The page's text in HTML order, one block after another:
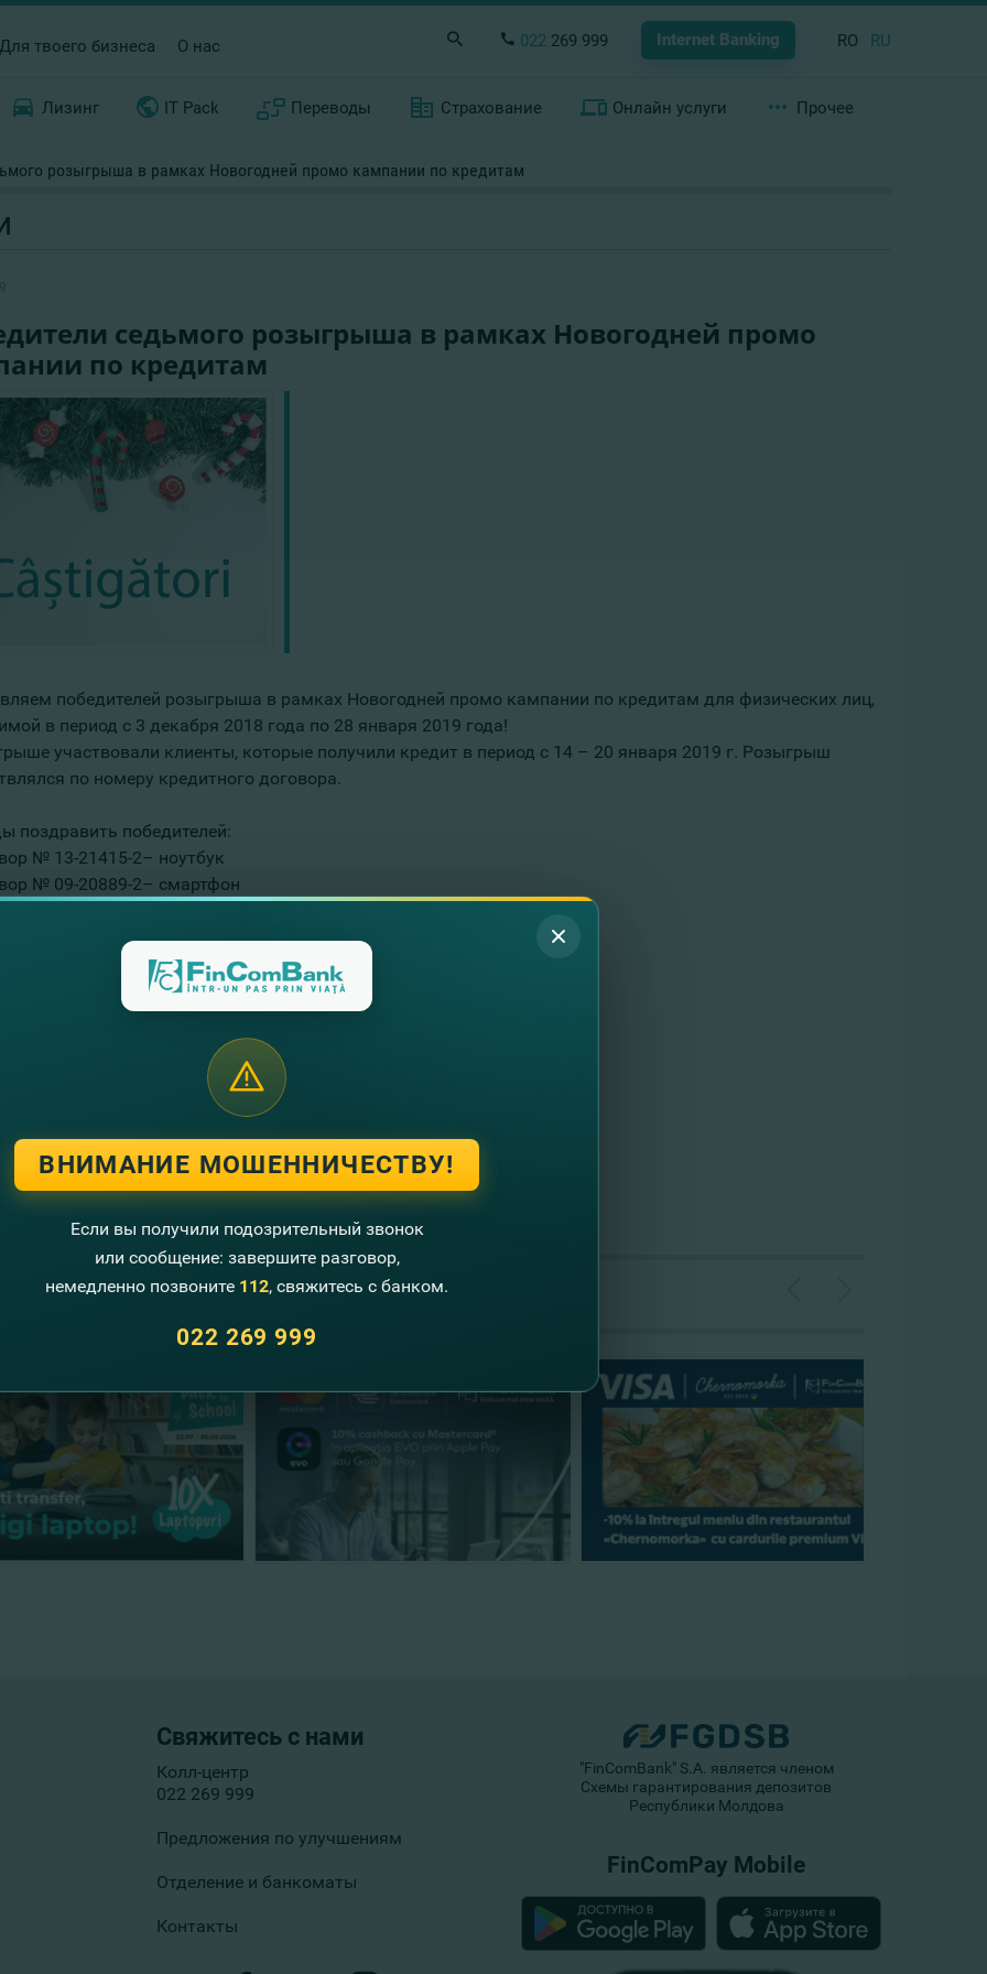
Для твоего бизнеса О нас 022 269 999 Internet Banking RO RU
Лизинг IT Pack Переводы Страхование Онлайн услуги Прочее
розыгрыша в рамках Новогодней промо кампании по кредитам
седьмого розыгрыша в рамках Новогодней промо
по кредитам
победителей розыгрыша в рамках Новогодней промо кампании по кредитам для физических лиц,
в период с 3 декабря 2018 года по 28 января 2019 года!
участвовали клиенты, которые получили кредит в период с 14 – 20 января 2019 г. Розыгрыш
по номеру кредитного договора.
поздравить победителей:
№ 13-21415-2– ноутбук
№ 09-20889-2– смартфон
№ 11-21393-2– динамик Bluetooth
№ 04-21350-2– тестер для воды
время мы свяжемся с победителями, для вручение призов.
продолжается! Не упусти свой шанс выиграть один из 40 призов!
о Новогодней промо кампании
новости
Свяжитесь с нами
Колл-центр
022 269 999
Предложения по улучшениям
Отделение и банкоматы
Контакты
"FinComBank" S.A. является членом
Схемы гарантирования депозитов
Республики Молдова
FinComPay Mobile
ВНИМАНИЕ МОШЕННИЧЕСТВУ!
Если вы получили подозрительный звонок
или сообщение: завершите разговор,
немедленно позвоните 112, свяжитесь с банком.
022 269 999